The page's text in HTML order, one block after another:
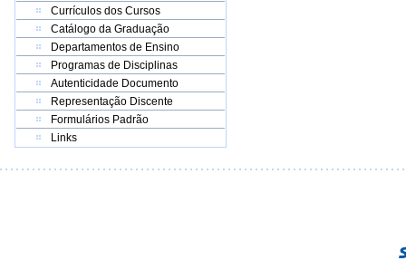
Currículos dos Cursos
Catálogo da Graduação
Departamentos de Ensino
Programas de Disciplinas
Autenticidade Documento
Representação Discente
Formulários Padrão
Links